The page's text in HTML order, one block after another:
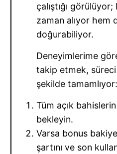
çalıştığı
zaman alıyor hem
doğurabiliyor.
Deneyimlerime
takip etmek,
şekilde tamamlıyor:
Tüm açık bahislerin
bekleyin.
Varsa bonus
şartını ve son